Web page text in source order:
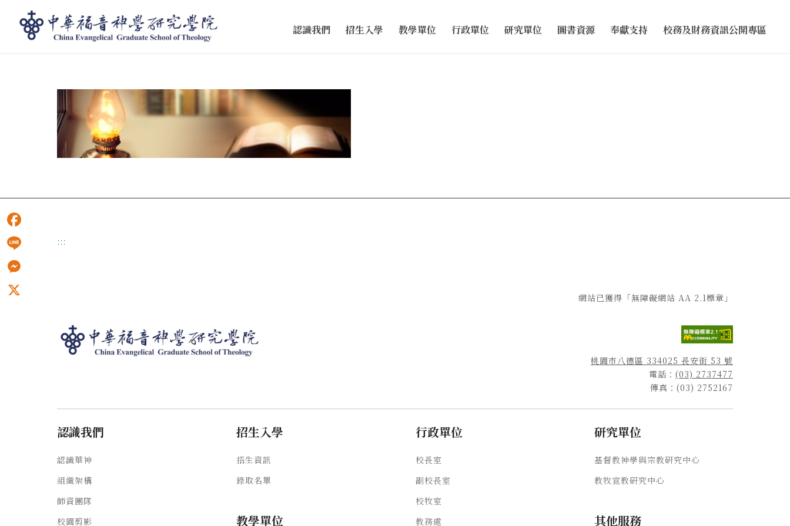
認識我們 招生入學 教學單位 行政單位 研究單位 圖書資源 奉獻支持 校務及財務資訊公開專區
:::
網站已獲得「無障礙網站 AA 2.1標章」
桃園市八德區 334025 長安街 53 號
電話： (03) 2737477
傳真：(03) 2752167
認識我們
認識華神
組織架構
師資團隊
校園剪影
招生入學
招生資訊
錄取名單
教學單位
行政單位
校長室
副校長室
校牧室
教務處
研究單位
基督教神學與宗教研究中心
教牧宣教研究中心
其他服務
Facebook
Line
Messenger